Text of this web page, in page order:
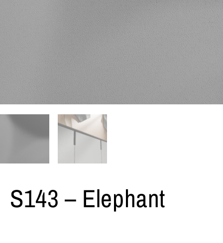
S143 – Elephant